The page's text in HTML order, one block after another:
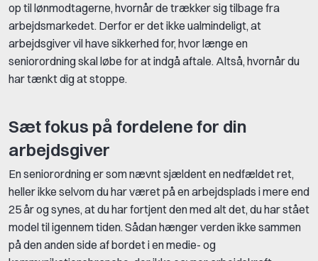
op til lønmodtagerne, hvornår de trækker sig tilbage fra
arbejdsmarkedet. Derfor er det ikke ualmindeligt, at
arbejdsgiver vil have sikkerhed for, hvor længe en
seniorordning skal løbe for at indgå aftale. Altså, hvornår du
har tænkt dig at stoppe.
Sæt fokus på fordelene for din
arbejdsgiver
En seniorordning er som nævnt sjældent en nedfældet ret,
heller ikke selvom du har været på en arbejdsplads i mere end
25 år og synes, at du har fortjent den med alt det, du har stået
model til igennem tiden. Sådan hænger verden ikke sammen
på den anden side af bordet i en medie- og